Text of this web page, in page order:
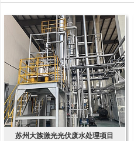
苏州大族激光光伏废水处理项目